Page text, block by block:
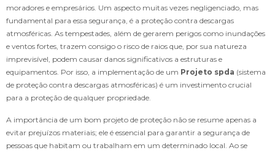
moradores e empresários. Um aspecto muitas vezes negligenciado, mas
fundamental para essa segurança, é a proteção contra descargas
atmosféricas. As tempestades, além de gerarem perigos como inundações
e ventos fortes, trazem consigo o risco de raios que, por sua natureza
imprevisível, podem causar danos significativos a estruturas e
equipamentos. Por isso, a implementação de um Projeto spda (sistema
de proteção contra descargas atmosféricas) é um investimento crucial
para a proteção de qualquer propriedade.
A importância de um bom projeto de proteção não se resume apenas a
evitar prejuízos materiais; ele é essencial para garantir a segurança de
pessoas que habitam ou trabalham em um determinado local. Ao se